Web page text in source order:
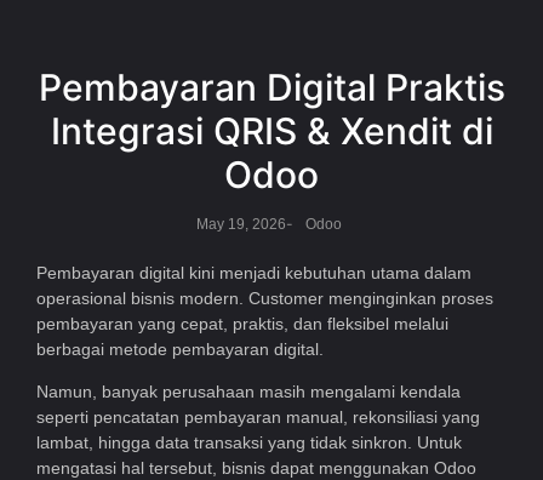
Pembayaran Digital Praktis
Integrasi QRIS & Xendit di
Odoo
May 19, 2026- Odoo
Pembayaran digital kini menjadi kebutuhan utama dalam
operasional bisnis modern. Customer menginginkan proses
pembayaran yang cepat, praktis, dan fleksibel melalui
berbagai metode pembayaran digital.
Namun, banyak perusahaan masih mengalami kendala
seperti pencatatan pembayaran manual, rekonsiliasi yang
lambat, hingga data transaksi yang tidak sinkron. Untuk
mengatasi hal tersebut, bisnis dapat menggunakan Odoo